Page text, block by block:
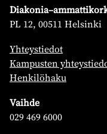
PL 12, 00511 Helsinki
Yhteystiedot
Kampusten
Henkilöhaku
Vaihde
029 469 6000